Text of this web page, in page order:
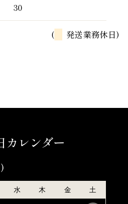
30
( 発送業務休日)
カレンダー
水 木 金 土